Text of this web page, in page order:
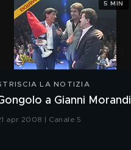
LA NOTIZIA
a Gianni Morandi
apr 2008 | Canale 5
5 MIN